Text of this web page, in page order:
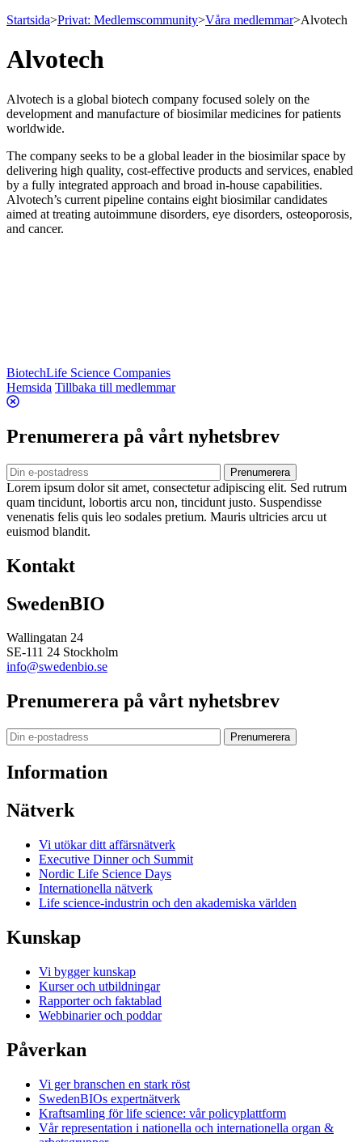
Startsida>Privat: Medlemscommunity>Våra medlemmar>Alvotech
Alvotech
Alvotech is a global biotech company focused solely on the
development and manufacture of biosimilar medicines for patients
worldwide.
The company seeks to be a global leader in the biosimilar space by
delivering high quality, cost-effective products and services, enabled
by a fully integrated approach and broad in-house capabilities.
Alvotech’s current pipeline contains eight biosimilar candidates
aimed at treating autoimmune disorders, eye disorders, osteoporosis,
and cancer.
BiotechLife Science Companies
Hemsida Tillbaka till medlemmar
Prenumerera på vårt nyhetsbrev
Prenumerera
Lorem ipsum dolor sit amet, consectetur adipiscing elit. Sed rutrum
quam tincidunt, lobortis arcu non, tincidunt justo. Suspendisse
venenatis felis quis leo sodales pretium. Mauris ultricies arcu ut
euismod blandit.
Kontakt
SwedenBIO
Wallingatan 24
SE-111 24 Stockholm
info@swedenbio.se
Prenumerera på vårt nyhetsbrev
Prenumerera
Information
Nätverk
Vi utökar ditt affärsnätverk
Executive Dinner och Summit
Nordic Life Science Days
Internationella nätverk
Life science-industrin och den akademiska världen
Kunskap
Vi bygger kunskap
Kurser och utbildningar
Rapporter och faktablad
Webbinarier och poddar
Påverkan
Vi ger branschen en stark röst
SwedenBIOs expertnätverk
Kraftsamling för life science: vår policyplattform
Vår representation i nationella och internationella organ &